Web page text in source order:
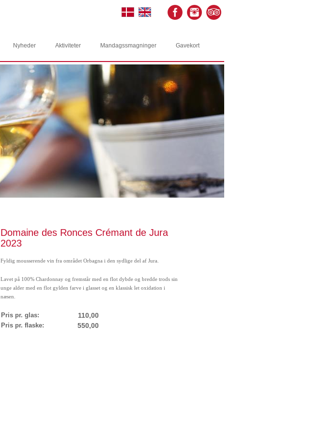
Nyheder Aktiviteter Mandagssmagninger
Gavekort
Domaine des Ronces Crémant de Jura
2023
Fyldig mousserende vin fra området Orbagna i den sydlige del af Jura.
Lavet på 100% Chardonnay og fremstår med en flot dybde og bredde trods sin
unge alder med en flot gylden farve i glasset og en klassisk let oxidation i
næsen.
Pris pr. glas: 110,00
Pris pr. flaske: 550,00